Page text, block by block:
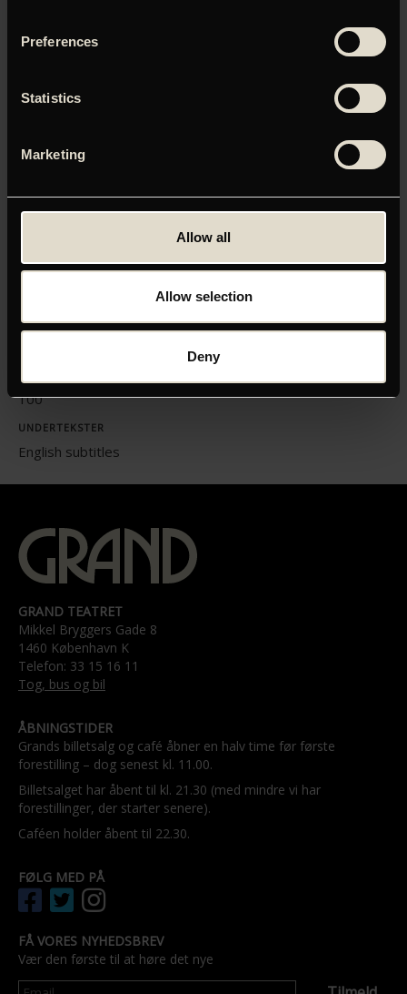
Preferences
Statistics
Marketing
Allow all
Allow selection
Deny
video.
ORIGINAL TITEL
100
UNDERTEKSTER
English subtitles
GRAND TEATRET
Mikkel Bryggers Gade 8
1460 København K
Telefon: 33 15 16 11
Tog, bus og bil
ÅBNINGSTIDER
Grands billetsalg og café åbner en halv time før første
forestilling – dog senest kl. 11.00.
Billetsalget har åbent til kl. 21.30 (med mindre vi har
forestillinger, der starter senere).
Caféen holder åbent til 22.30.
FØLG MED PÅ
FÅ VORES NYHEDSBREV
Vær den første til at høre det nye